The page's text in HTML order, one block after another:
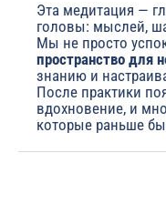
Эта медитация —
головы: мыслей,
Мы не просто
пространство для
знанию и
После практики
вдохновение, и
которые раньше